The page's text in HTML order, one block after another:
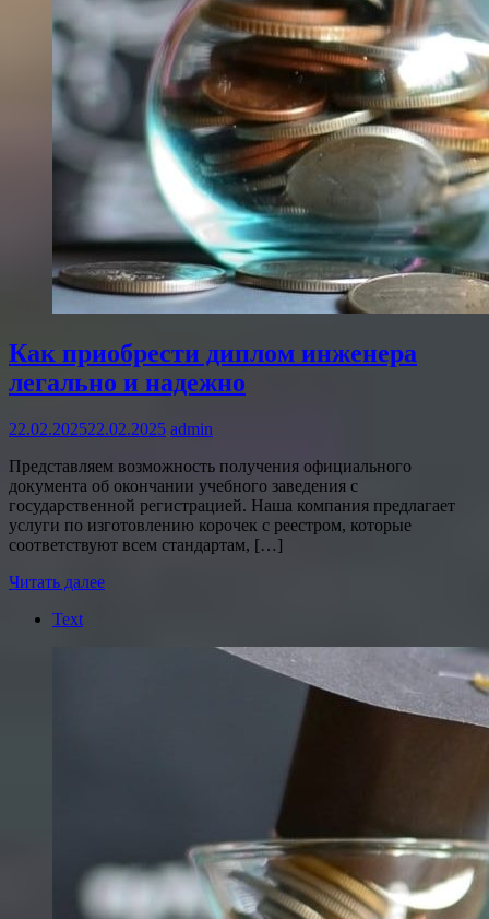
Как приобрести диплом инженера
легально и надежно
22.02.202522.02.2025 admin
Представляем возможность получения официального
документа об окончании учебного заведения с
государственной регистрацией. Наша компания предлагает
услуги по изготовлению корочек с реестром, которые
соответствуют всем стандартам, […]
Читать далее
Text